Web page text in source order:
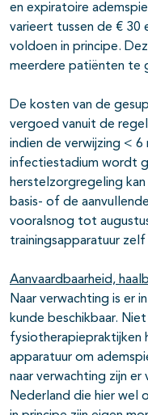
en expiratoire
varieert tussen de € 30
voldoen in principe.
meerdere patiënten te
De kosten van de
vergoed vanuit de
indien de verwijzing <
infectiestadium wordt
herstelzorgregeling
basis- of de
vooralsnog tot
trainingsapparatuur
Aanvaardbaarheid,
Naar verwachting is er
kunde beschikbaar.
fysiotherapiepraktijken
apparatuur om
naar verwachting zijn
Nederland die hier wel